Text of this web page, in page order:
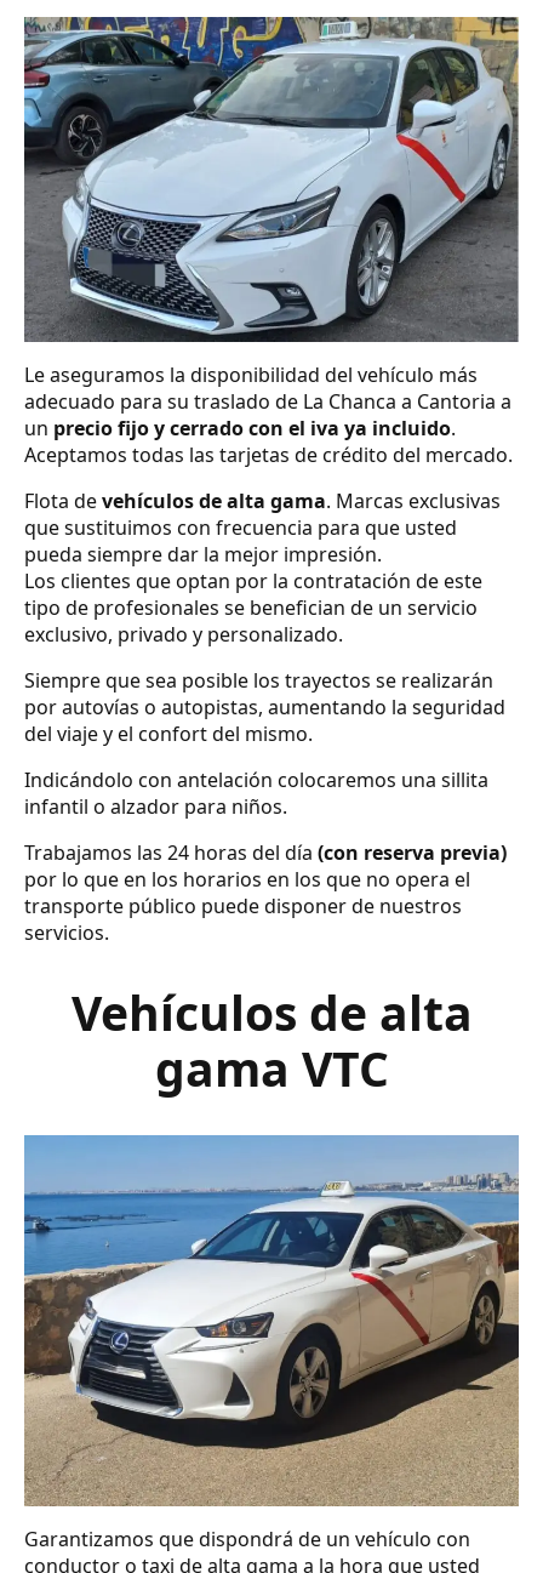
Le aseguramos la disponibilidad del vehículo más
adecuado para su traslado de La Chanca a Cantoria a
un precio fijo y cerrado con el iva ya incluido.
Aceptamos todas las tarjetas de crédito del mercado.
Flota devehículos de alta gama. Marcas exclusivas
que sustituimos con frecuencia para que usted
pueda siempre dar la mejor impresión.
Los clientes que optan por la contratación de este
tipo de profesionales se benefician de un servicio
exclusivo, privado y personalizado.
Siempre que sea posible los trayectos se realizarán
por autovías o autopistas, aumentando la seguridad
del viaje y el confort del mismo.
Indicándolo con antelación colocaremos una sillita
infantil o alzador para niños.
Trabajamos las 24 horas del día (con reserva previa)
por lo que en los horarios en los que no opera el
transporte público puede disponer de nuestros
servicios.
Vehículos de alta
gama VTC
Garantizamos que dispondrá de un vehículo con
conductor o taxi de alta gama a la hora que usted